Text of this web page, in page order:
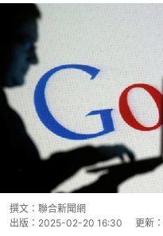
撰文： 聯合新聞網
出版： 2025-02-20 16:30 更新：